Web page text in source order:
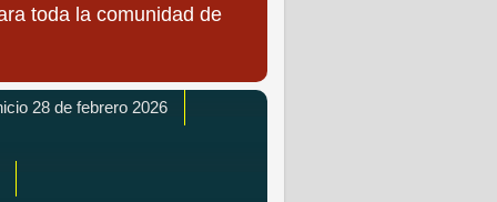
toda la comunidad de
28 de febrero 2026